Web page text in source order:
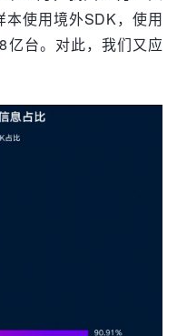
使用境外SDK，使用
亿台。对此，我们又应